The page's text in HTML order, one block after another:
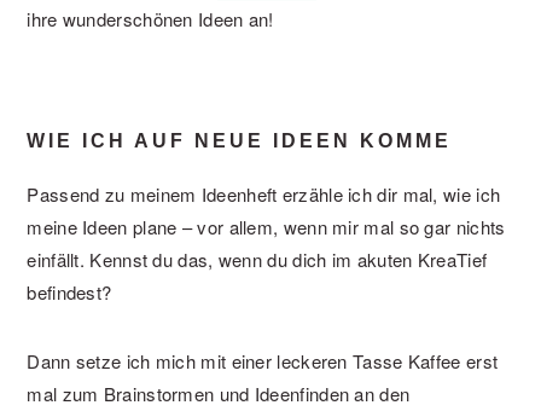
ihre wunderschönen Ideen an!
WIE ICH AUF NEUE IDEEN KOMME
Passend zu meinem Ideenheft erzähle ich dir mal, wie ich
meine Ideen plane – vor allem, wenn mir mal so gar nichts
einfällt. Kennst du das, wenn du dich im akuten KreaTief
befindest?
Dann setze ich mich mit einer leckeren Tasse Kaffee erst
mal zum Brainstormen und Ideenfinden an den